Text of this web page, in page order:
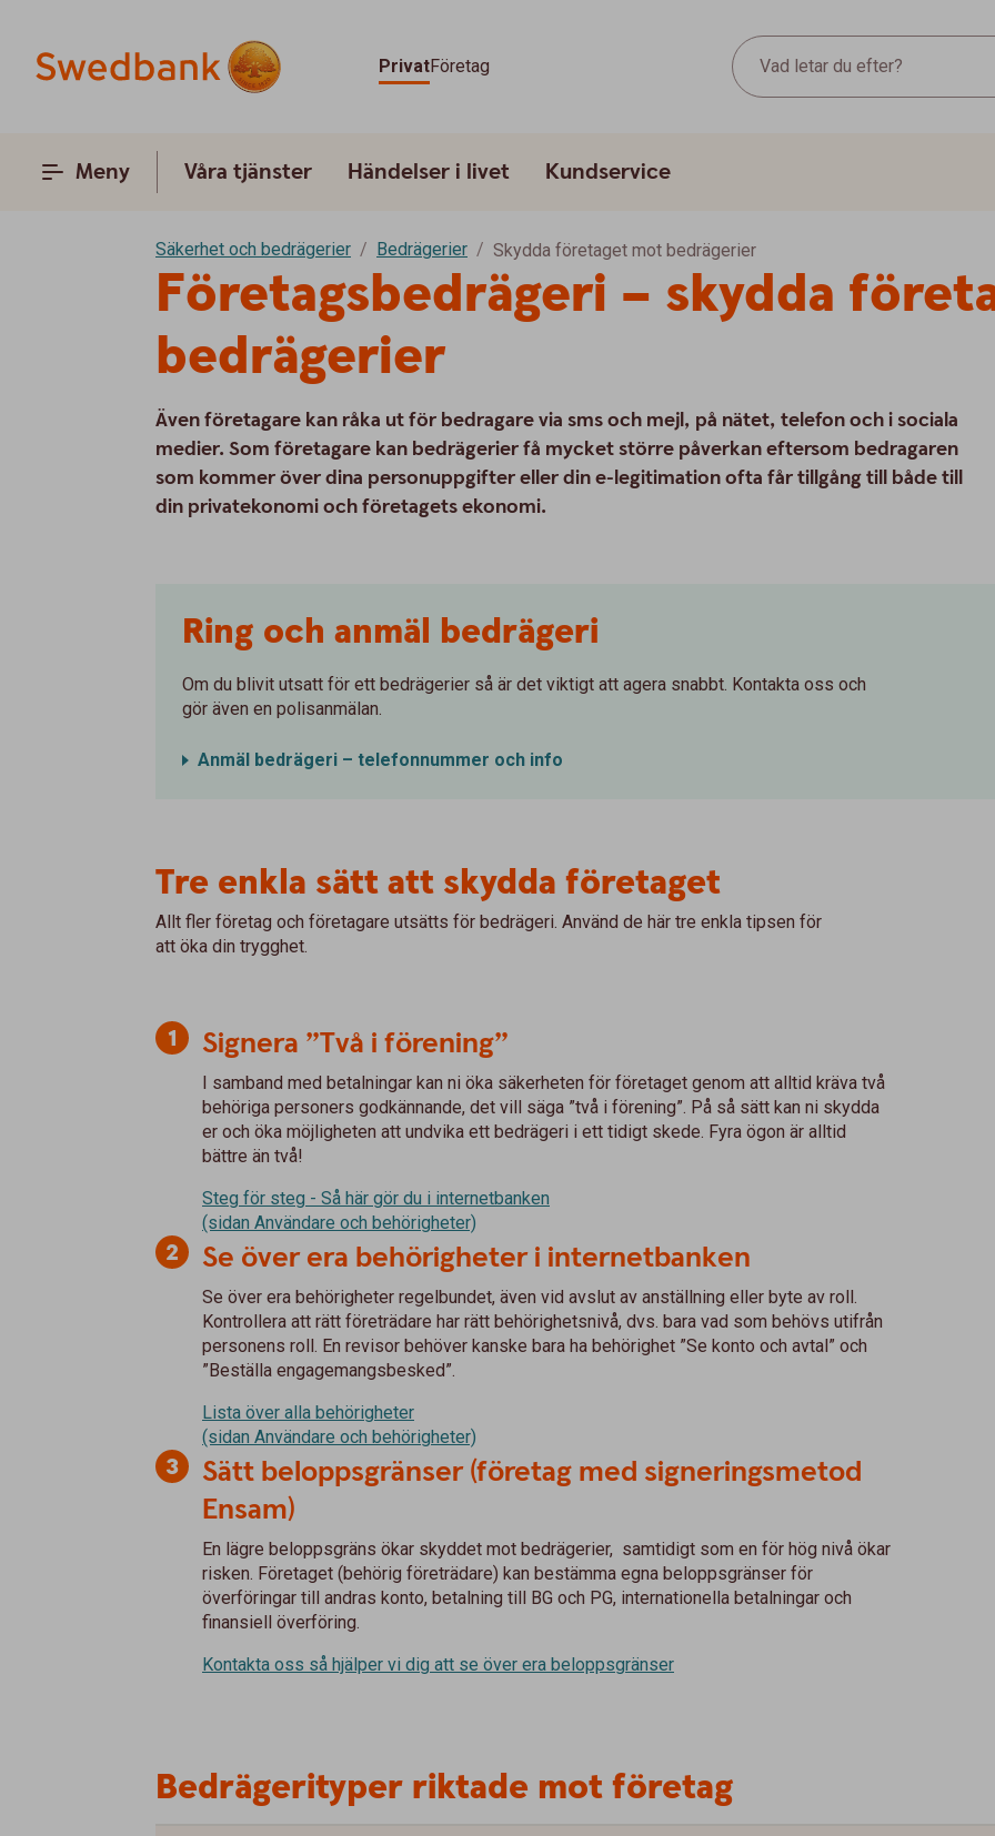
PrivatFöretag Vad letar du efter?
Meny Våra tjänster Händelser i livet Kundservice
Säkerhet och bedrägerier Bedrägerier Skydda företaget mot bedrägerier
Företagsbedrägeri – skydda
bedrägerier
Även företagare kan råka ut för bedragare via sms och mejl, på nätet, telefon och i sociala
medier. Som företagare kan bedrägerier få mycket större påverkan eftersom bedragaren
som kommer över dina personuppgifter eller din e-legitimation ofta får tillgång till både till
din privatekonomi och företagets ekonomi.
Ring och anmäl bedrägeri
Om du blivit utsatt för ett bedrägerier så är det viktigt att agera snabbt. Kontakta oss och
gör även en polisanmälan.
Anmäl bedrägeri – telefonnummer och info
Tre enkla sätt att skydda företaget
Allt fler företag och företagare utsätts för bedrägeri. Använd de här tre enkla tipsen för
att öka din trygghet.
Signera ”Två i förening”
I samband med betalningar kan ni öka säkerheten för företaget genom att alltid kräva två
behöriga personers godkännande, det vill säga ”två i förening”. På så sätt kan ni skydda
er och öka möjligheten att undvika ett bedrägeri i ett tidigt skede. Fyra ögon är alltid
bättre än två!
Steg för steg - Så här gör du i internetbanken
(sidan Användare och behörigheter)
Se över era behörigheter i internetbanken
Se över era behörigheter regelbundet, även vid avslut av anställning eller byte av roll.
Kontrollera att rätt företrädare har rätt behörighetsnivå, dvs. bara vad som behövs utifrån
personens roll. En revisor behöver kanske bara ha behörighet ”Se konto och avtal” och
”Beställa engagemangsbesked”.
Lista över alla behörigheter
(sidan Användare och behörigheter)
Sätt beloppsgränser (företag med signeringsmetod
Ensam)
En lägre beloppsgräns ökar skyddet mot bedrägerier, samtidigt som en för hög nivå ökar
risken. Företaget (behörig företrädare) kan bestämma egna beloppsgränser för
överföringar till andras konto, betalning till BG och PG, internationella betalningar och
finansiell överföring.
Kontakta oss så hjälper vi dig att se över era beloppsgränser
Bedrägerityper riktade mot företag